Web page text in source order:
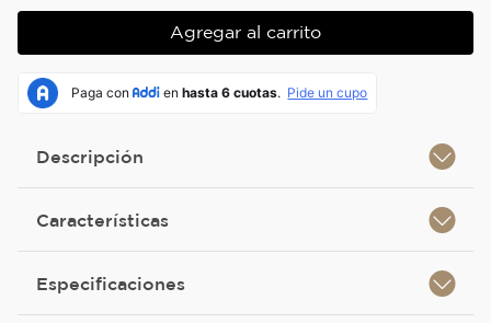
Agregar al carrito
Descripción
Características
Especificaciones